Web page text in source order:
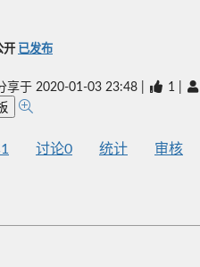
开 已发布
享于 2020-01-03 23:48 1
1 讨论0 统计 审核